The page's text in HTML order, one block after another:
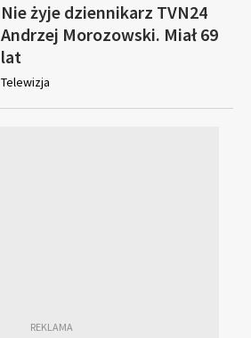
Nie żyje dziennikarz TVN24
Andrzej Morozowski. Miał 69
lat
Telewizja